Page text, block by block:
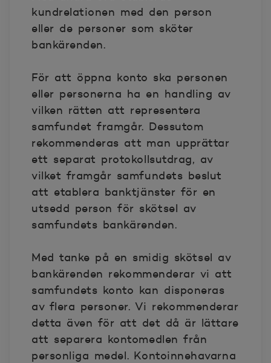
kundrelationen med den person
eller de personer som sköter
bankärenden.
För att öppna konto ska personen
eller personerna ha en handling av
vilken rätten att representera
samfundet framgår. Dessutom
rekommenderas att man upprättar
ett separat protokollsutdrag, av
vilket framgår samfundets beslut
att etablera banktjänster för en
utsedd person för skötsel av
samfundets bankärenden.
Med tanke på en smidig skötsel av
bankärenden rekommenderar vi att
samfundets konto kan disponeras
av flera personer. Vi rekommenderar
detta även för att det då är lättare
att separera kontomedlen från
personliga medel. Kontoinnehavarna